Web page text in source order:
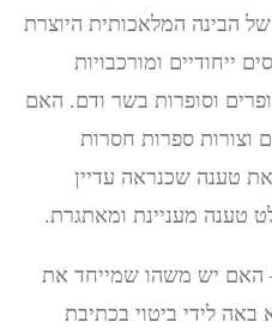
הבינה המלאכותית היוצרת
ייחודיים ומורכבויות
וסופרות בשר ודם. האם
וצורות ספרות חסרות
טענה שכנראה עדיין
טענה מעניינת ומאתגרת.
האם יש משהו שמייחד את
באה לידי ביטוי בכתיבת